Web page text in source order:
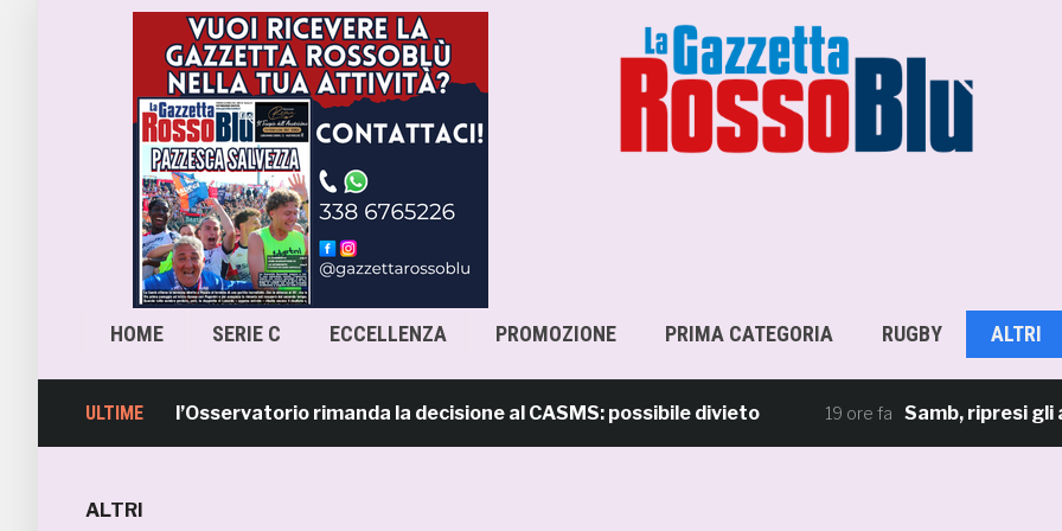
HOME SERIE C ECCELLENZA PROMOZIONE PRIMA CATEGORIA RUGBY ALTRI
ULTIME
Samb, l’Osservatorio rimanda la decisione al CASMS: possibile divieto 19 ore fa Samb, ripresi gli
ALTRI